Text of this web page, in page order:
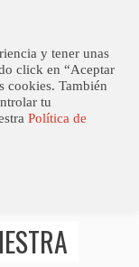
y tener unas
click en “Aceptar
cookies. También
tu
Política de